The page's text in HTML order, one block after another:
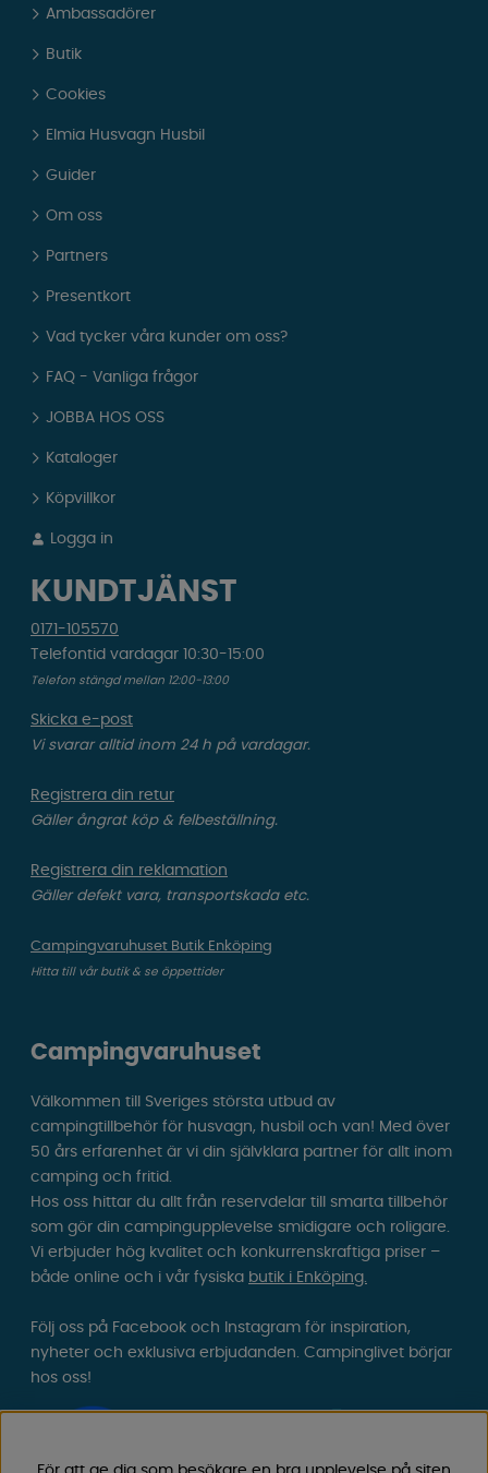
Ambassadörer
Butik
Cookies
Elmia Husvagn Husbil
Guider
Om oss
Partners
Presentkort
Vad tycker våra kunder om oss?
FAQ - Vanliga frågor
JOBBA HOS OSS
Kataloger
Köpvillkor
Logga in
KUNDTJÄNST
0171-105570
Telefontid vardagar 10:30-15:00
Telefon stängd mellan 12:00-13:00
Skicka e-post
Vi svarar alltid inom 24 h på vardagar.
Registrera din retur
Gäller ångrat köp & felbeställning.
Registrera din reklamation
Gäller defekt vara, transportskada etc.
Campingvaruhuset Butik Enköping
Hitta till vår butik & se öppettider
Campingvaruhuset
Välkommen till Sveriges största utbud av
campingtillbehör för husvagn, husbil och van! Med över
50 års erfarenhet är vi din självklara partner för allt inom
camping och fritid.
Hos oss hittar du allt från reservdelar till smarta tillbehör
som gör din campingupplevelse smidigare och roligare.
Vi erbjuder hög kvalitet och konkurrenskraftiga priser –
både online och i vår fysiska butik i Enköping.
Följ oss på Facebook och Instagram för inspiration,
nyheter och exklusiva erbjudanden. Campinglivet börjar
hos oss!